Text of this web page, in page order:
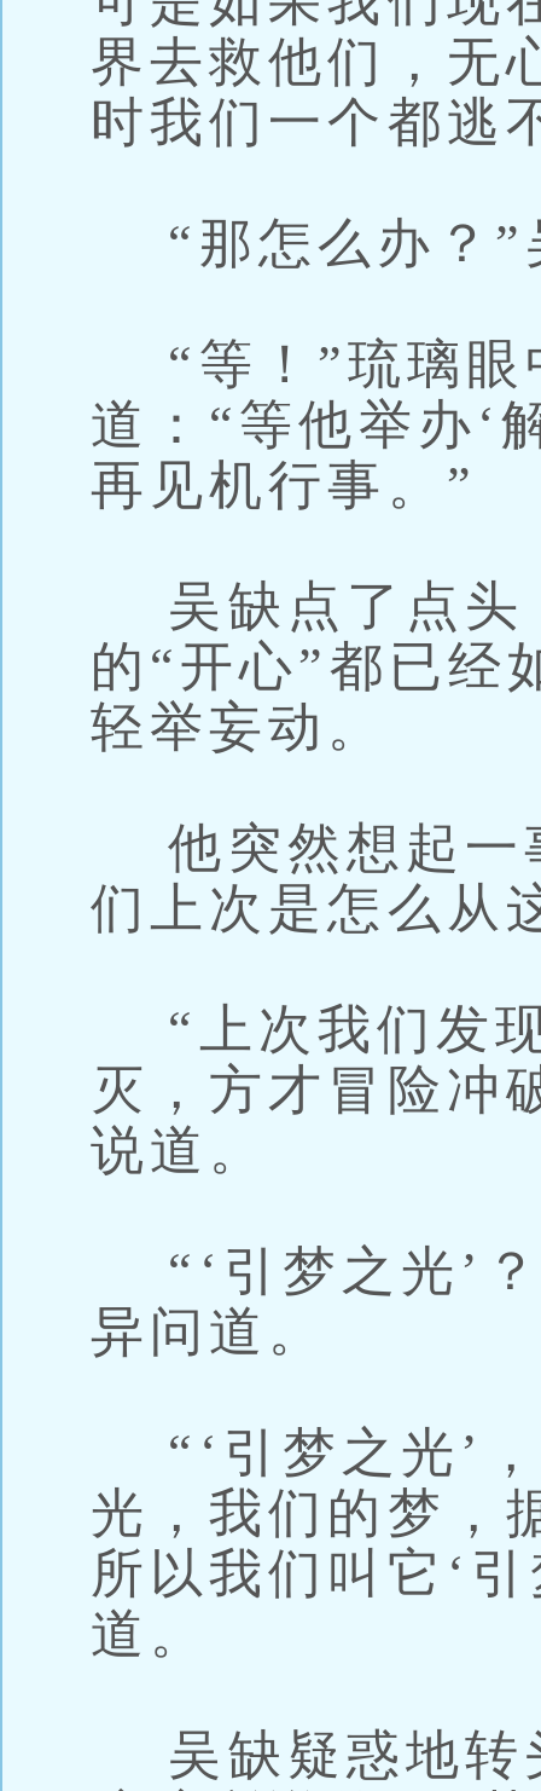
界去救他们，无
时我们一个都逃
“那怎么办？”
“等！”琉璃眼
道：“等他举办‘
再见机行事。”
吴缺点了点头
的“开心”都已经
轻举妄动。
他突然想起一
们上次是怎么从
“上次我们发
灭，方才冒险冲
说道。
“‘引梦之光’
异问道。
“‘引梦之光’
光，我们的梦，
所以我们叫它‘
道。
吴缺疑惑地转